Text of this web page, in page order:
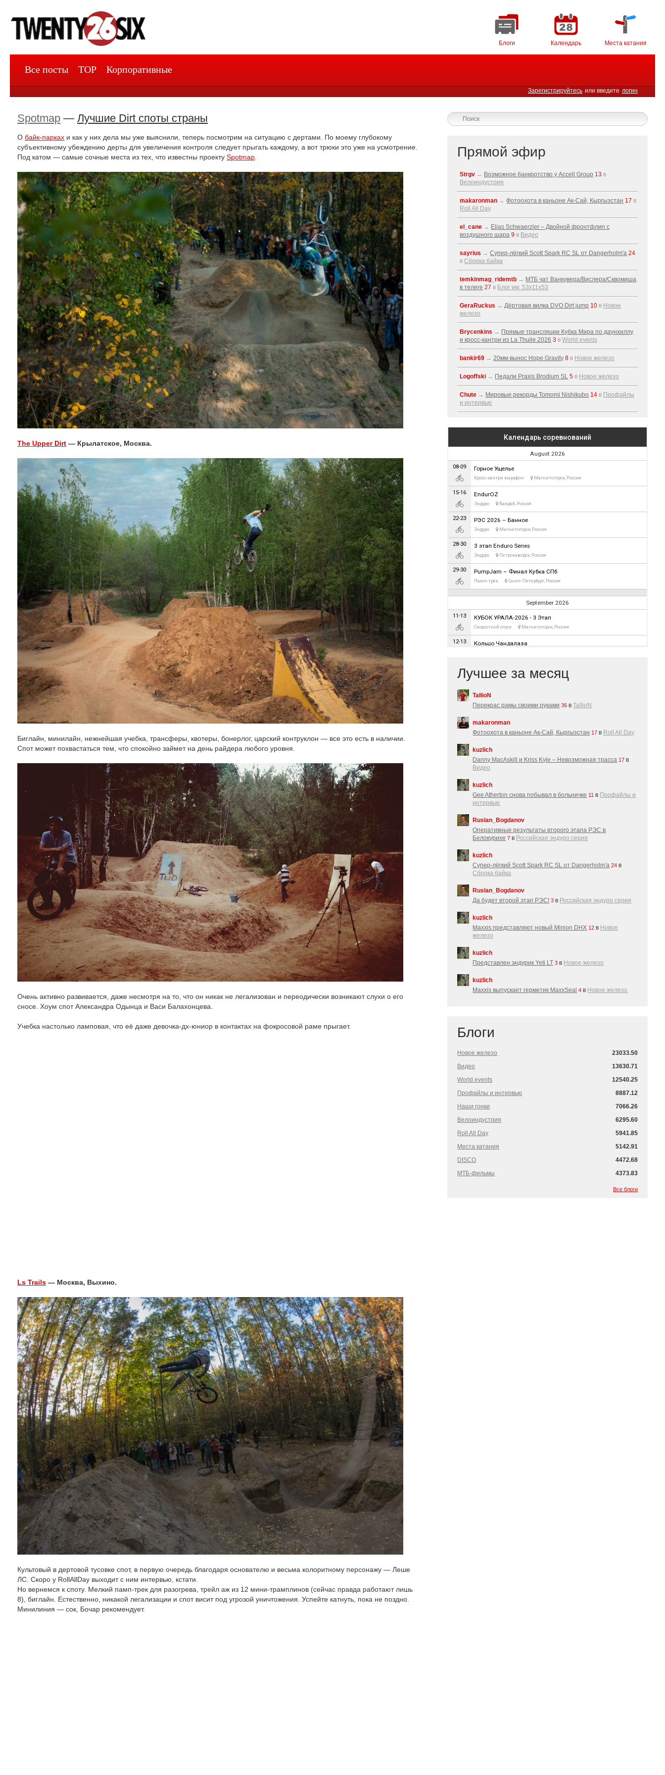
Блоги Календарь Места катания
Зарегистрируйтесь или введите логин
Все посты TOP Корпоративные
Spotmap — Лучшие Dirt споты страны
О байк-парках и как у них дела мы уже выяснили, теперь посмотрим на ситуацию с дертами. По моему глубокому
субъективному убеждению дерты для увеличения контроля следует прыгать каждому, а вот трюки это уже на усмотрение.
Под катом — самые сочные места из тех, что известны проекту Spotmap
The Upper Dirt — Крылатское, Москва.
Биглайн, минилайн, нежнейшая учебка, трансферы, квотеры, бонерлог, царский контруклон — все это есть в наличии.
Спот может похвастаться тем, что спокойно займет на день райдера любого уровня.
Очень активно развивается, даже несмотря на то, что он никак не легализован и переодически возникают слухи о его
сносе. Хоум спот Александра Одынца и Васи Балахонцева.
Учебка настолько ламповая, что её даже девочка-дх-юниор в контактах на фокросовой раме прыгает.
Ls Trails — Москва, Выхино.
Культовый в дертовой тусовке спот, в первую очередь благодаря основателю и весьма колоритному персонажу — Леше
ЛС. Скоро у RollAllDay выходит с ним интервью, кстати.
Но вернемся к споту. Мелкий памп-трек для разогрева, трейл аж из 12 мини-трамплинов (сейчас правда работают лишь
8), биглайн. Естественно, никакой легализации и спот висит под угрозой уничтожения. Успейте катнуть, пока не поздно.
Минилиния — сок, Бочар рекомендует.
Прямой эфир
Strgv → Возможное банкротство у Accell Group 13 в
Велоиндустрия
makaronman →Фотоохота в каньоне Ак-Cай, Кыргызстан 17 в
Roll All Day
el_cane → Elias Schwaerzler – Двойной фронтфлип с
воздушного шара 9 в Видео
sayrius →Супер-лёгкий Scott Spark RC SL от Dangerholm'a 24
вСборка байка
temkinmag_ridemtb → МТБ чат Ванкувера/Вислера/Сквомиша
в телеге 27 в Блог им. 53x11x53
GeraRuckus →Дёртовая вилка DVO Dirt jump 10 в Новое
железо
Brycenkins → Прямые трансляции Кубка Мира по даунхиллу
и кросс-кантри из La Thuile 2026 3 вWorld events
bankir69 →20мм вынос Hope Gravity 8 в Новое железо
Logoffski → Педали Praxis Brodium SL 5 в Новое железо
Chute → Мировые рекорды Tomomi Nishikubo 14 в Профайлы
и интервью
Лучшее за месяц
TallioN
Перекрас рамы своими руками 36 вTallioN
makaronman
Фотоохота в каньоне Ак-Cай, Кыргызстан 17 в Roll All Day
kuzlich
Danny MacAskill и Kriss Kyle – Невозможная трасса 17 в
Видео
kuzlich
Gee Atherton снова побывал в больничке 11 в Профайлы и
интервью
Ruslan_Bogdanov
Оперативные результаты второго этапа РЭС в
Белокурихе 7 в Российская эндуро серия
kuzlich
Супер-лёгкий Scott Spark RC SL от Dangerholm'a 24 в
Сборка байка
Ruslan_Bogdanov
Да будет второй этап РЭС! 3 в Российская эндуро серия
kuzlich
Maxxis представляют новый Minion DHX 12 в Новое
железо
kuzlich
Представлен эндурик Yeti LT 3 в Новое железо
kuzlich
Maxxis выпускает герметик MaxxSeal 4 в Новое железо
Блоги
Новое железо
23033.50
Видео
13630.71
World events
12540.25
Профайлы и интервью
8887.12
Наши гонки
7066.26
Велоиндустрия
6295.60
Roll All Day
5941.85
Места катания
5142.91
DISCO
4472.68
МТБ-фильмы
4373.83
Все блоги